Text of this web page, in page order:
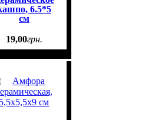
6.5*5
см
19,00грн.